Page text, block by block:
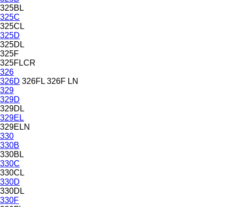
325BL
325C
325CL
325D
325DL
325F
325FLCR
326
326D 326FL 326F LN
329
329D
329DL
329EL
329ELN
330
330B
330BL
330C
330CL
330D
330DL
330F